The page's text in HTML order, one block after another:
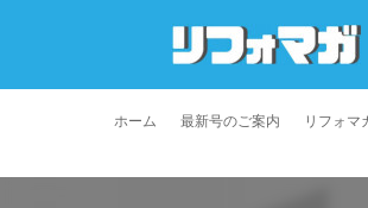
ホーム 最新号のご案内 リフォマ